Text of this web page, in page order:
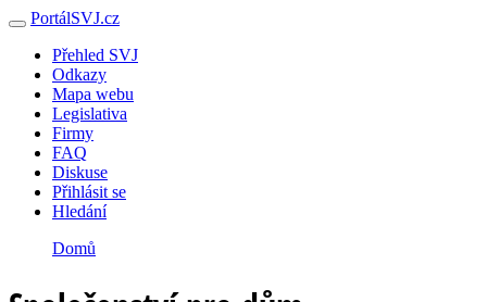
PortálSVJ.cz
Přehled SVJ
Odkazy
Mapa webu
Legislativa
Firmy
FAQ
Diskuse
Přihlásit se
Hledání
Domů